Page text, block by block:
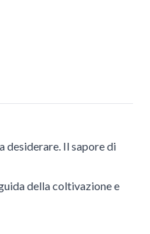
desiderare. Il sapore di
della coltivazione e